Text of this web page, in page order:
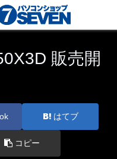
ース
新商品・最新
販売開
はてブ
コピー